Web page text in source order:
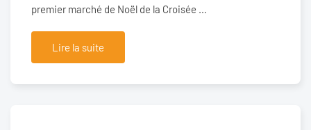
premier marché de Noël de la Croisée …
Lire la suite